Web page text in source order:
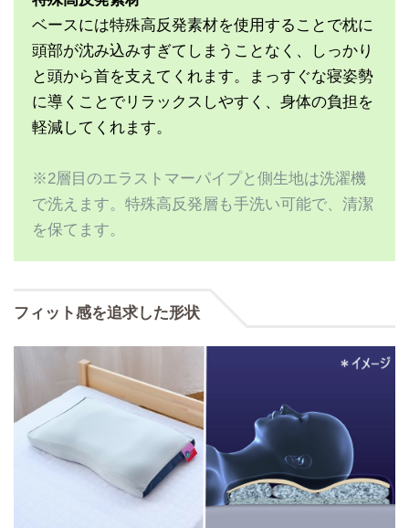
ベースには特殊高反発素材を使用することで枕に
頭部が沈み込みすぎてしまうことなく、しっかり
と頭から首を支えてくれます。まっすぐな寝姿勢
に導くことでリラックスしやすく、身体の負担を
軽減してくれます。
※2層目のエラストマーパイプと側生地は洗濯機
で洗えます。特殊高反発層も手洗い可能で、清潔
を保てます。
フィット感を追求した形状